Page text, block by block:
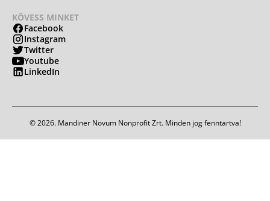
KÖVESS MINKET
Facebook
Instagram
Twitter
Youtube
LinkedIn
© 2026. Mandiner Novum Nonprofit Zrt. Minden jog fenntartva!